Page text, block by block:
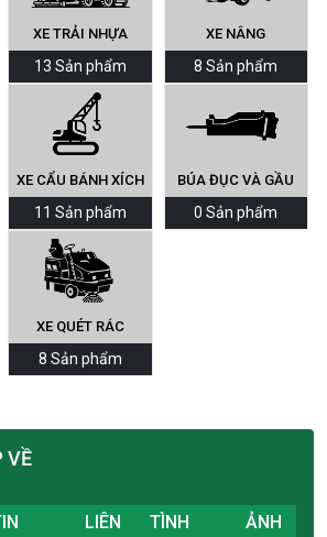
XE TRẢI NHỰA
13 Sản phẩm
XE NÂNG
8 Sản phẩm
XE CẨU BÁNH XÍCH
11 Sản phẩm
BÚA ĐỤC VÀ GẦU
0 Sản phẩm
XE QUÉT RÁC
8 Sản phẩm
VỀ
LIÊN
TÌNH
ẢNH